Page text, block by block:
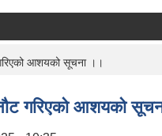
आशयको सूचना ।।
गरिएको आशयको